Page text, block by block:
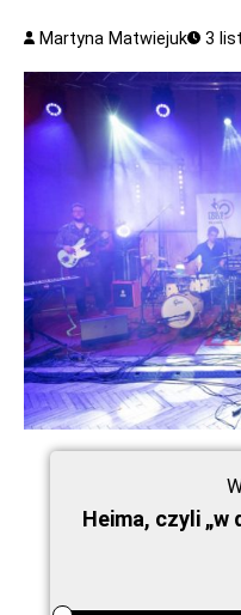
Martyna Matwiejuk 3
Heima, czyli „w